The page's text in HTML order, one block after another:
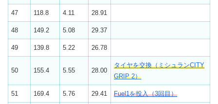
47 118.8 4.11 28.91
48 149.2 5.08 29.37
49 139.8 5.22 26.78
50 155.4 5.55 28.00
タイヤを交換（ミシュランCITY
GRIP 2）
51 169.4 5.76 29.41 Fuel1を投入（3回目）